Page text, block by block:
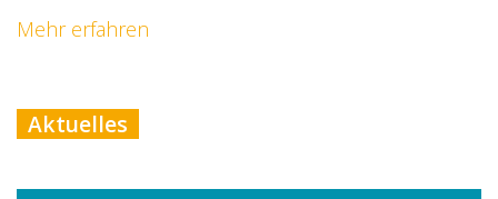
Mehr erfahren
Aktuelles